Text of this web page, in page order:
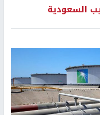
السعودية